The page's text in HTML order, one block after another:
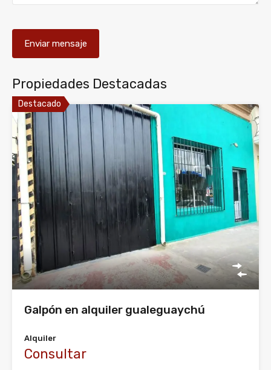
Propiedades Destacadas
Destacado
Galpón en alquiler gualeguaychú
Alquiler
Consultar